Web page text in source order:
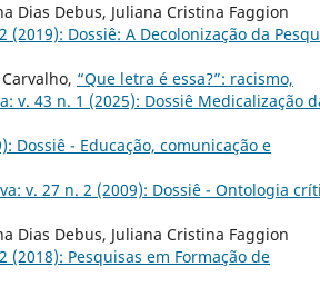
Dias Debus, Juliana Cristina Faggion
(2019): Dossiê: A Decolonização da
“Que letra é essa?”: racismo,
v. 43 n. 1 (2025): Dossiê Medicalização
Dossiê - Educação, comunicação e
v. 27 n. 2 (2009): Dossiê - Ontologia
Dias Debus, Juliana Cristina Faggion
(2018): Pesquisas em Formação de